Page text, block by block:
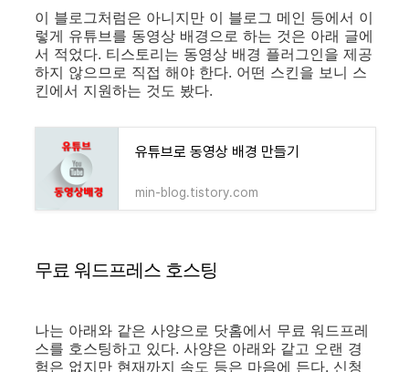
이 블로그처럼은 아니지만 이 블로그 메인 등에서 이
렇게 유튜브를 동영상 배경으로 하는 것은 아래 글에
서 적었다. 티스토리는 동영상 배경 플러그인을 제공
하지 않으므로 직접 해야 한다. 어떤 스킨을 보니 스
킨에서 지원하는 것도 봤다.
유튜브로 동영상 배경 만들기
min-blog.tistory.com
무료 워드프레스 호스팅
나는 아래와 같은 사양으로 닷홈에서 무료 워드프레
스를 호스팅하고 있다. 사양은 아래와 같고 오랜 경
험은 없지만 현재까지 속도 등은 마음에 든다. 신청